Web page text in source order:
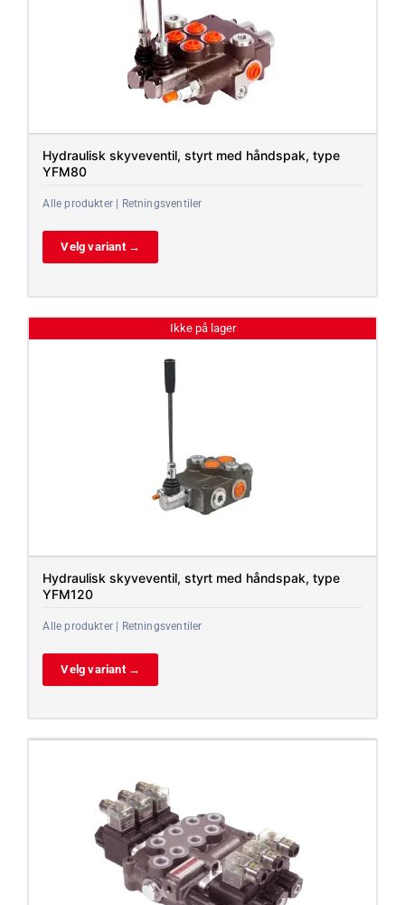
Hydraulisk skyveventil, styrt med håndspak, type
YFM80
Alle produkter | Retningsventiler
Velg variant →
Ikke på lager
Hydraulisk skyveventil, styrt med håndspak, type
YFM120
Alle produkter | Retningsventiler
Velg variant →